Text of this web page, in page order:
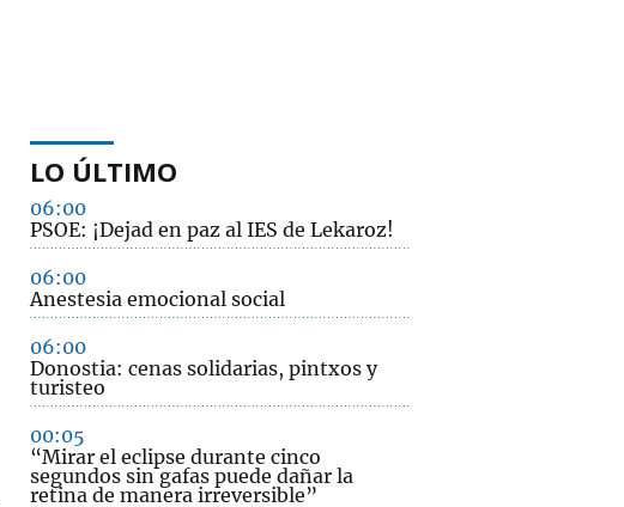
LO ÚLTIMO
06:00
PSOE: ¡Dejad en paz al IES de Lekaroz!
06:00
Anestesia emocional social
06:00
Donostia: cenas solidarias, pintxos y
turisteo
00:05
“Mirar el eclipse durante cinco
segundos sin gafas puede dañar la
retina de manera irreversible”